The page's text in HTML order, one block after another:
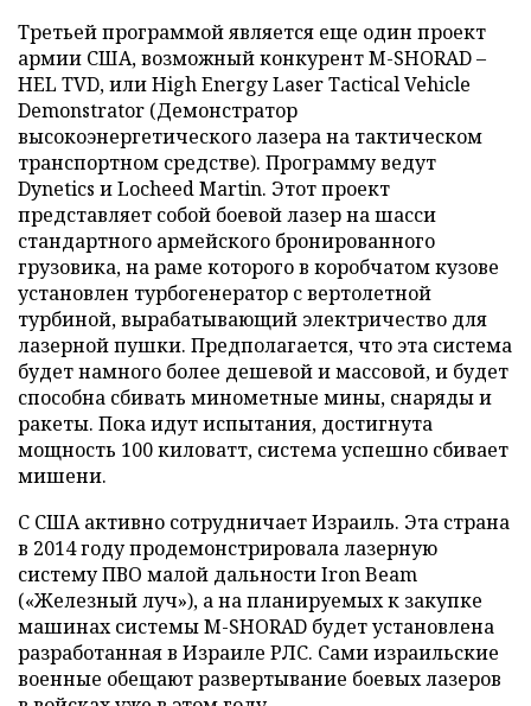
Третьей программой является еще один проект
армии США, возможный конкурент M-SHORAD –
HEL TVD, или High Energy Laser Tactical Vehicle
Demonstrator (Демонстратор
высокоэнергетического лазера на тактическом
транспортном средстве). Программу ведут
Dynetics и Locheed Martin. Этот проект
представляет собой боевой лазер на шасси
стандартного армейского бронированного
грузовика, на раме которого в коробчатом кузове
установлен турбогенератор с вертолетной
турбиной, вырабатывающий электричество для
лазерной пушки. Предполагается, что эта система
будет намного более дешевой и массовой, и будет
способна сбивать минометные мины, снаряды и
ракеты. Пока идут испытания, достигнута
мощность 100 киловатт, система успешно сбивает
мишени.
С США активно сотрудничает Израиль. Эта страна
в 2014 году продемонстрировала лазерную
систему ПВО малой дальности Iron Beam
(«Железный луч»), а на планируемых к закупке
машинах системы M-SHORAD будет установлена
разработанная в Израиле РЛС. Сами израильские
военные обещают развертывание боевых лазеров